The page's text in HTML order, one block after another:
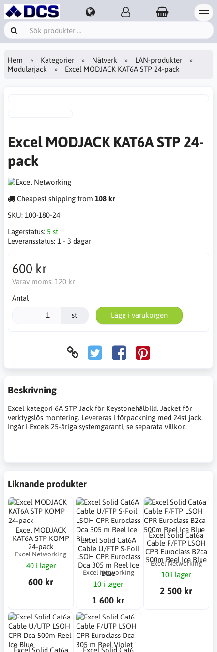
Hem Kategorier Nätverk
LAN-produkter
Modularjack
Excel MODJACK KAT6A STP 24-pack
Excel MODJACK KAT6A STP 24-
pack
Cheapest shipping from 108 kr
SKU: 100-180-24
Lagerstatus: 5 st
Leveransstatus: 1 - 3 dagar
600 kr
Varav moms: 120 kr
Antal
st Lägg i varukorgen
Beskrivning
Excel kategori 6A STP Jack för Keystonehålbild. Jacket för
verktygslös montering. Levereras i förpackning med 24st jack.
Ingår i Excels 25-åriga systemgaranti, se separata villkor.
Liknande produkter
Excel MODJACK
KAT6A STP KOMP
24-pack
Excel Networking
40 i lager
600 kr
Excel Solid Cat6A
Cable U/FTP S-Foil
LSOH CPR Euroclass
Dca 305 m Reel Ice
Blue
Excel Networking
10 i lager
1 600 kr
Excel Solid Cat6a
Cable F/FTP LSOH
CPR Euroclass B2ca
500m Reel Ice Blue
Excel Networking
10 i lager
2 500 kr
Excel Solid Cat6a Excel Solid Cat6